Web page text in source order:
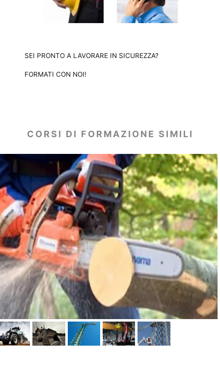
SEI PRONTO A LAVORARE IN SICUREZZA?
FORMATI CON NOI!
CORSI DI FORMAZIONE SIMILI